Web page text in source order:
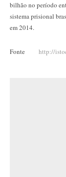
bilhão no período
sistema prisional
em 2014.
Fonte http://